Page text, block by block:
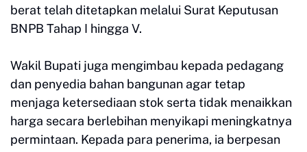
berat telah ditetapkan melalui Surat Keputusan
BNPB Tahap I hingga V.
Wakil Bupati juga mengimbau kepada pedagang
dan penyedia bahan bangunan agar tetap
menjaga ketersediaan stok serta tidak menaikkan
harga secara berlebihan menyikapi meningkatnya
permintaan. Kepada para penerima, ia berpesan